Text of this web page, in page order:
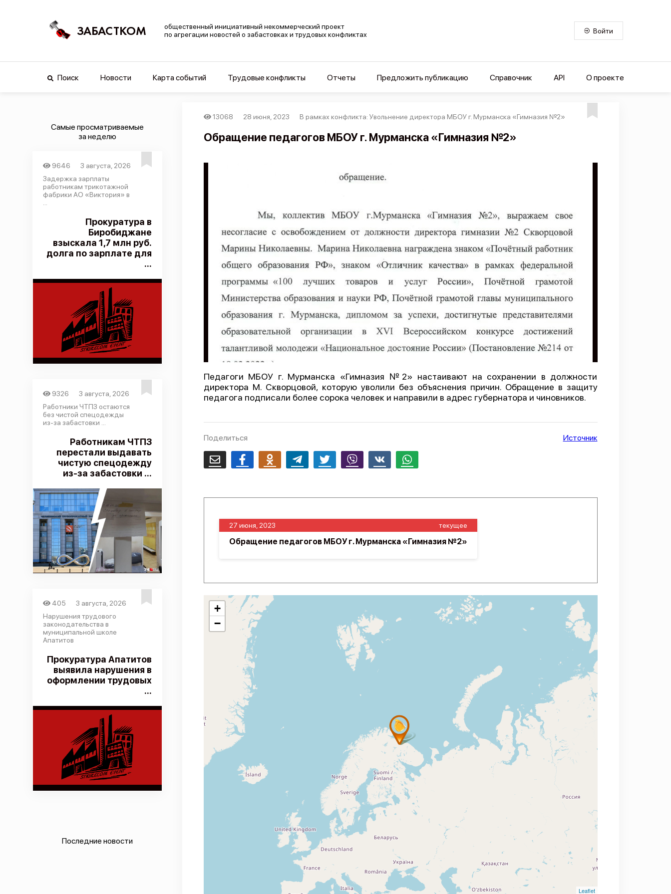
ЗАБАСТКОМ
общественный инициативный некоммерческий проект
по агрегации новостей о забастовках и трудовых конфликтах
Войти
Поиск Новости Карта событий Трудовые конфликты Отчеты Предложить публикацию Справочник API О проекте
Самые просматриваемые
за неделю
9646
3 августа, 2026
Задержка зарплаты
работникам трикотажной
фабрики АО «Виктория» в
Прокуратура в
Биробиджане
взыскала 1,7 млн руб.
долга по зарплате для
...
9326
3 августа, 2026
Работники ЧТПЗ остаются
без чистой спецодежды
из-за забастовки ...
Работникам ЧТПЗ
перестали выдавать
чистую спецодежду
из-за забастовки ...
405
3 августа, 2026
Нарушения трудового
законодательства в
муниципальной школе
Апатитов
Прокуратура Апатитов
выявила нарушения в
оформлении трудовых
...
Последние новости
13068 28 июня, 2023 В рамках конфликта: Увольнение директора МБОУ г. Мурманска «Гимназия №2»
Обращение педагогов МБОУ г. Мурманска «Гимназия №2»
Педагоги МБОУ г. Мурманска «Гимназия №2» настаивают на сохранении в должности
директора М. Скворцовой, которую уволили без объяснения причин. Обращение в защиту
педагога подписали более сорока человек и направили в адрес губернатора и чиновников.
Поделиться
Email FacebookOdnoklassnikiTelegram Twitter Viber Whatsapp
Источник
27 июня, 2023 текущее
Обращение педагогов МБОУ г. Мурманска «Гимназия №2»
+
−
Leaflet